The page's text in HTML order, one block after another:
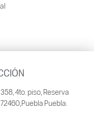
4to. piso, Reserva
Puebla.